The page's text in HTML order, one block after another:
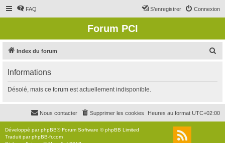
FAQ Connexion
S’enregistrer
Forum PCI
Index du forum
r
c
Informations
Désolé, mais ce forum est actuellement indisponible.
Heures au format UTC+02:00
Supprimer les cookies
Nous contacter
Développé parphpBB® Forum Software © phpBB Limited
Traduit parphpBB-fr.com